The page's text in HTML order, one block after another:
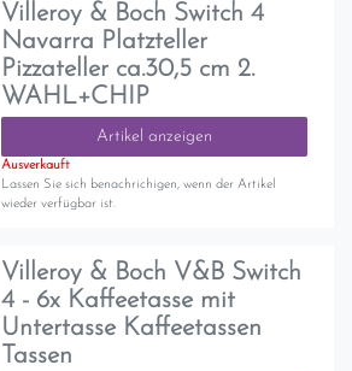
Villeroy & Boch Switch 4
Navarra Platzteller
Pizzateller ca.30,5 cm 2.
WAHL+CHIP
Artikel anzeigen
Ausverkauft
Lassen Sie sich benachrichigen, wenn der Artikel
wieder verfügbar ist.
Villeroy & Boch V&B Switch
4 - 6x Kaffeetasse mit
Untertasse Kaffeetassen
Tassen